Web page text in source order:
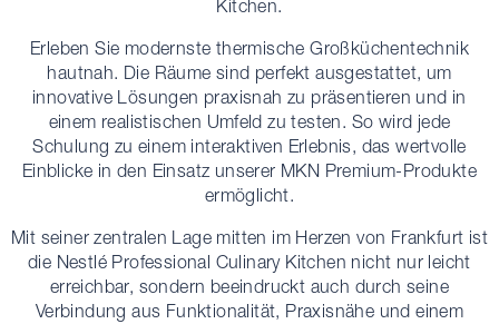
Kitchen.
Erleben Sie modernste thermische Großküchentechnik
hautnah. Die Räume sind perfekt ausgestattet, um
innovative Lösungen praxisnah zu präsentieren und in
einem realistischen Umfeld zu testen. So wird jede
Schulung zu einem interaktiven Erlebnis, das wertvolle
Einblicke in den Einsatz unserer MKN Premium-Produkte
ermöglicht.
Mit seiner zentralen Lage mitten im Herzen von Frankfurt ist
die Nestlé Professional Culinary Kitchen nicht nur leicht
erreichbar, sondern beeindruckt auch durch seine
Verbindung aus Funktionalität, Praxisnähe und einem